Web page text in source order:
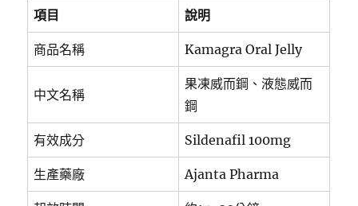
項目 說明
商品名稱 Kamagra Oral Jelly
中文名稱
果凍威而鋼、液態威而
鋼
有效成分 Sildenafil 100mg
生產藥廠 Ajanta Pharma